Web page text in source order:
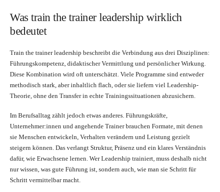
Was train the trainer leadership wirklich
bedeutet
Train the trainer leadership beschreibt die Verbindung aus drei Disziplinen:
Führungskompetenz, didaktischer Vermittlung und persönlicher Wirkung.
Diese Kombination wird oft unterschätzt. Viele Programme sind entweder
methodisch stark, aber inhaltlich flach, oder sie liefern viel Leadership-
Theorie, ohne den Transfer in echte Trainingssituationen abzusichern.
Im Berufsalltag zählt jedoch etwas anderes. Führungskräfte,
Unternehmer:innen und angehende Trainer brauchen Formate, mit denen
sie Menschen entwickeln, Verhalten verändern und Leistung gezielt
steigern können. Das verlangt Struktur, Präsenz und ein klares Verständnis
dafür, wie Erwachsene lernen. Wer Leadership trainiert, muss deshalb nicht
nur wissen, was gute Führung ist, sondern auch, wie man sie Schritt für
Schritt vermittelbar macht.